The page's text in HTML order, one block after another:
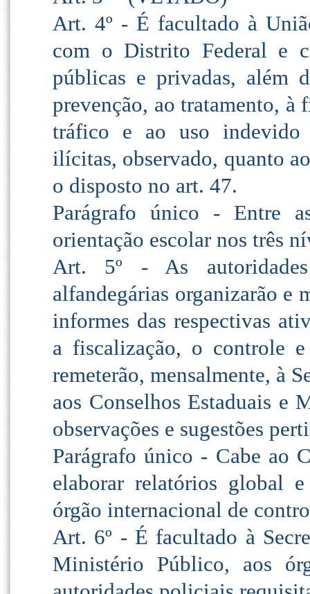
Art. 4º - É facultado à
com o Distrito Federal e
públicas e privadas, além
prevenção, ao tratamento, à
tráfico e ao uso indevido
ilícitas, observado, quanto
o disposto no art. 47.
Parágrafo único - Entre
orientação escolar nos três
Art. 5º - As
alfandegárias organizarão e
informes das respectivas
a fiscalização, o controle
remeterão, mensalmente, à
aos Conselhos Estaduais e
observações e sugestões
Parágrafo único - Cabe ao
elaborar relatórios global
órgão internacional de
Art. 6º - É facultado à
Ministério Público, aos